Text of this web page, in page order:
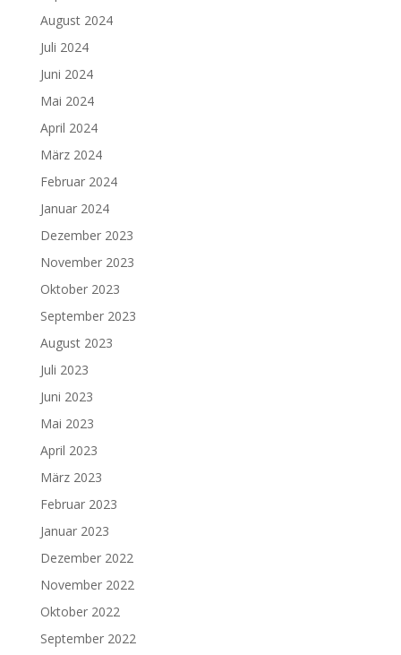
August 2024
Juli 2024
Juni 2024
Mai 2024
April 2024
März 2024
Februar 2024
Januar 2024
Dezember 2023
November 2023
Oktober 2023
September 2023
August 2023
Juli 2023
Juni 2023
Mai 2023
April 2023
März 2023
Februar 2023
Januar 2023
Dezember 2022
November 2022
Oktober 2022
September 2022